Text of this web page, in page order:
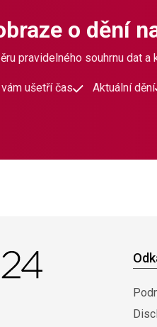
o dění
pravidelného souhrnu dat
ušetří čas Aktuální dění